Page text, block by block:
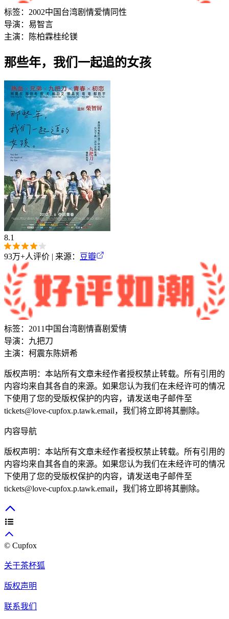
标签： 2002中国台湾剧情爱情同性
导演： 易智言
主演：
陈柏霖桂纶镁
那些年，我们一起追的女孩
8.1
93万+人评价 | 来源： 豆瓣
标签： 2011中国台湾剧情喜剧 爱情
导演： 九把刀
主演： 柯震东 陈妍希
版权声明：本站所有文章未经作者授权禁止转载。所有引用的
内容均来自其各自的来源。如果您认为我们在未经许可的情况
下使用了您的受版权保护的内容，请发送电子邮件至
tickets@love-cupfox.p.tawk.email，我们将立即将其删除。
内容导航
版权声明：本站所有文章未经作者授权禁止转载。所有引用的
内容均来自其各自的来源。如果您认为我们在未经许可的情况
下使用了您的受版权保护的内容，请发送电子邮件至
tickets@love-cupfox.p.tawk.email，我们将立即将其删除。
© Cupfox
关于茶杯狐
版权声明
联系我们